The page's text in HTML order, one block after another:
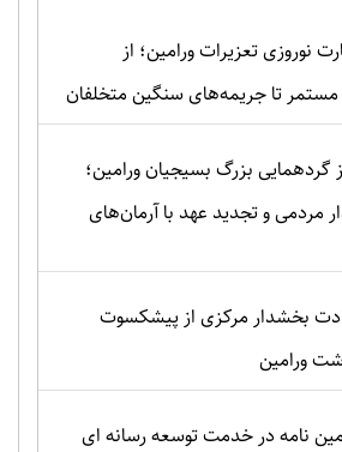
نوروزی تعزیرات ورامین؛ از
تا جریمه‌های سنگین متخلفان
گردهمایی بزرگ بسیجیان ورامین؛
مردمی و تجدید عهد با آرمان‌های
بخشدار مرکزی از پیشکسوت
ورامین
نامه در خدمت توسعه رسانه ای